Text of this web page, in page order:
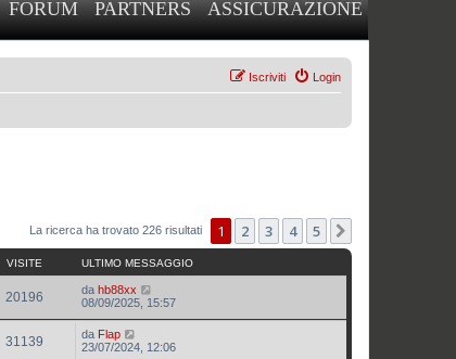
FORUM PARTNERS ASSICURAZIONE
Login
Iscriviti
La ricerca ha trovato 226 risultati 1 2 3 4 5
VISITE ULTIMO MESSAGGIO
20196 da hb88xx
08/09/2025, 15:57
31139 da Flap
23/07/2024, 12:06